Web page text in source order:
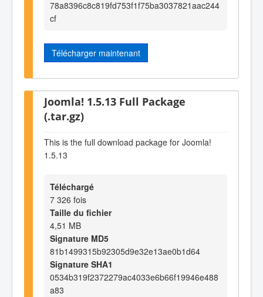
78a8396c8c819fd753f1f75ba3037821aac244
cf
Télécharger maintenant
Joomla! 1.5.13 Full Package
(.tar.gz)
This is the full download package for Joomla!
1.5.13
Téléchargé
7 326 fois
Taille du fichier
4,51 MB
Signature MD5
81b1499315b92305d9e32e13ae0b1d64
Signature SHA1
0534b319f2372279ac4033e6b66f19946e488
a83